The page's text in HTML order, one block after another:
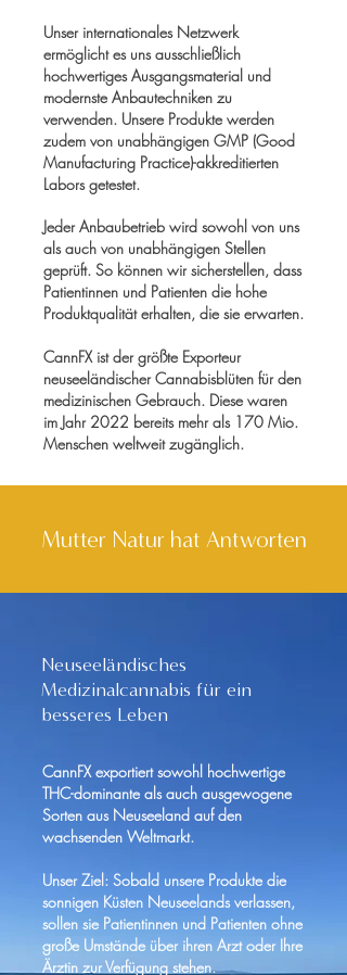
Unser internationales Netzwerk
ermöglicht es uns ausschließlich
hochwertiges Ausgangsmaterial und
modernste Anbautechniken zu
verwenden. Unsere Produkte werden
zudem von unabhängigen GMP (Good
Manufacturing Practice)-akkreditierten
Labors getestet.
Jeder Anbaubetrieb wird sowohl von uns
als auch von unabhängigen Stellen
geprüft. So können wir sicherstellen, dass
Patientinnen und Patienten die hohe
Produktqualität erhalten, die sie erwarten.
CannFX ist der größte Exporteur
neuseeländischer Cannabisblüten für den
medizinischen Gebrauch. Diese waren
im Jahr 2022 bereits mehr als 170 Mio.
Menschen weltweit zugänglich.
Mutter Natur hat Antworten
Neuseeländisches
Medizinalcannabis für ein
besseres Leben
CannFX exportiert sowohl hochwertige
THC-dominante als auch ausgewogene
Sorten aus Neuseeland auf den
wachsenden Weltmarkt.
Unser Ziel: Sobald unsere Produkte die
sonnigen Küsten Neuseelands verlassen,
sollen sie Patientinnen und Patienten ohne
große Umstände über ihren Arzt oder Ihre
Ärztin zur Verfügung stehen.